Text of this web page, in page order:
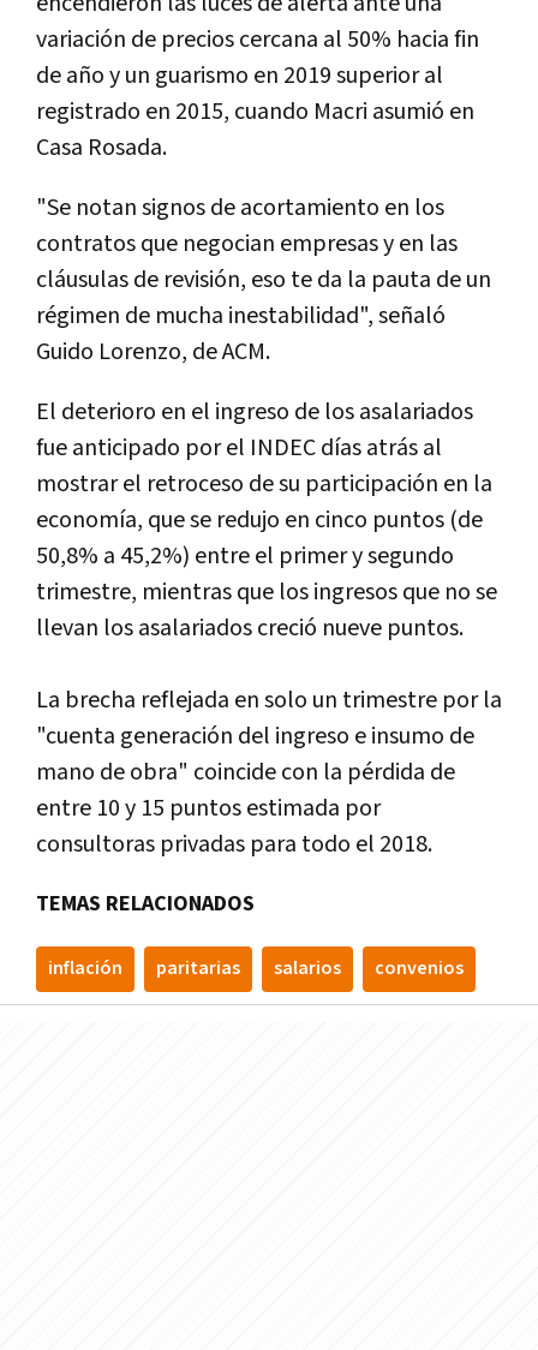
variación de precios cercana al 50% hacia fin
de año y un guarismo en 2019 superior al
registrado en 2015, cuando Macri asumió en
Casa Rosada.
"Se notan signos de acortamiento en los
contratos que negocian empresas y en las
cláusulas de revisión, eso te da la pauta de un
régimen de mucha inestabilidad", señaló
Guido Lorenzo, de ACM.
El deterioro en el ingreso de los asalariados
fue anticipado por el INDEC días atrás al
mostrar el retroceso de su participación en la
economía, que se redujo en cinco puntos (de
50,8% a 45,2%) entre el primer y segundo
trimestre, mientras que los ingresos que no se
llevan los asalariados creció nueve puntos.
La brecha reflejada en solo un trimestre por la
"cuenta generación del ingreso e insumo de
mano de obra" coincide con la pérdida de
entre 10 y 15 puntos estimada por
consultoras privadas para todo el 2018.
TEMAS RELACIONADOS
inflación paritarias salarios convenios